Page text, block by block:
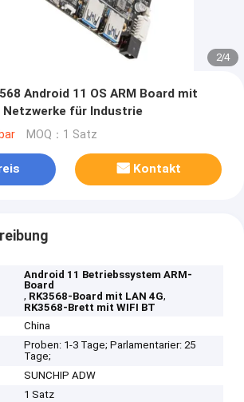
2/4
Android 11 OS ARM Board mit
Netzwerke für Industrie
MOQ：1 Satz
Kontakt
Android 11 Betriebssystem ARM-
Board
, RK3568-Board mit LAN 4G,
RK3568-Brett mit WIFI BT
China
Proben: 1-3 Tage; Parlamentarier: 25
Tage;
SUNCHIP ADW
1 Satz